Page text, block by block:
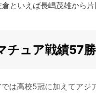
倉といえば長嶋茂雄から片
チュア戦績57
は高校5冠に加えてアジ